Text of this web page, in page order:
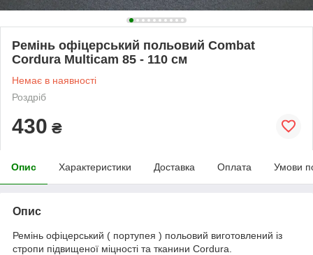
Ремінь офіцерський польовий Combat
Cordura Multicam 85 - 110 см
Немає в наявності
Роздріб
430 ₴
Опис Характеристики Доставка Оплата Умови
Опис
Ремінь офіцерський ( портупея ) польовий виготовлений із
стропи підвищеної міцності та тканини Cordura.